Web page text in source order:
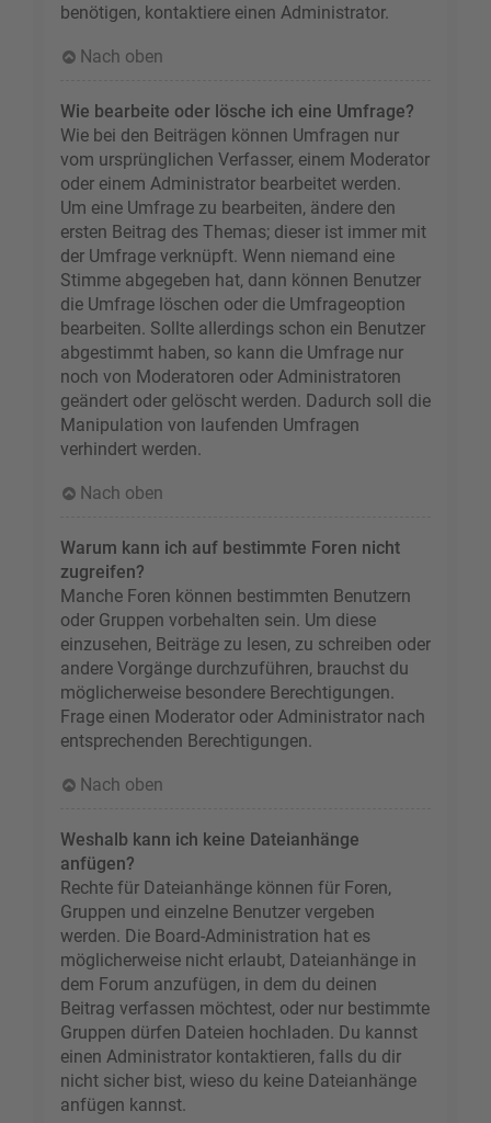
benötigen, kontaktiere einen Administrator.
Nach oben
Wie bearbeite oder lösche ich eine Umfrage?
Wie bei den Beiträgen können Umfragen nur
vom ursprünglichen Verfasser, einem Moderator
oder einem Administrator bearbeitet werden.
Um eine Umfrage zu bearbeiten, ändere den
ersten Beitrag des Themas; dieser ist immer mit
der Umfrage verknüpft. Wenn niemand eine
Stimme abgegeben hat, dann können Benutzer
die Umfrage löschen oder die Umfrageoption
bearbeiten. Sollte allerdings schon ein Benutzer
abgestimmt haben, so kann die Umfrage nur
noch von Moderatoren oder Administratoren
geändert oder gelöscht werden. Dadurch soll die
Manipulation von laufenden Umfragen
verhindert werden.
Nach oben
Warum kann ich auf bestimmte Foren nicht
zugreifen?
Manche Foren können bestimmten Benutzern
oder Gruppen vorbehalten sein. Um diese
einzusehen, Beiträge zu lesen, zu schreiben oder
andere Vorgänge durchzuführen, brauchst du
möglicherweise besondere Berechtigungen.
Frage einen Moderator oder Administrator nach
entsprechenden Berechtigungen.
Nach oben
Weshalb kann ich keine Dateianhänge
anfügen?
Rechte für Dateianhänge können für Foren,
Gruppen und einzelne Benutzer vergeben
werden. Die Board-Administration hat es
möglicherweise nicht erlaubt, Dateianhänge in
dem Forum anzufügen, in dem du deinen
Beitrag verfassen möchtest, oder nur bestimmte
Gruppen dürfen Dateien hochladen. Du kannst
einen Administrator kontaktieren, falls du dir
nicht sicher bist, wieso du keine Dateianhänge
anfügen kannst.